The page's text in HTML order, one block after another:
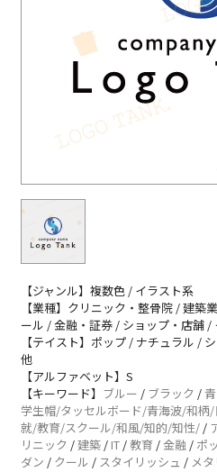
【ジャンル】複数色 / イラスト系
【業種】クリニック・整骨院 / 建築
ール / 金融・証券 / ショップ・店舗 /
【テイスト】ポップ / ナチュラル /
他
【アルファベット】S
【キーワード】 ブルー / ブラック / 青
学生帽/タッセルボード/青海波/和
就/教育/スクール/和風/知的/知性/ /
リニック /建築 /IT / 教育 / 金融 / ポ
ダン / クール / スタイリッシュ / メ